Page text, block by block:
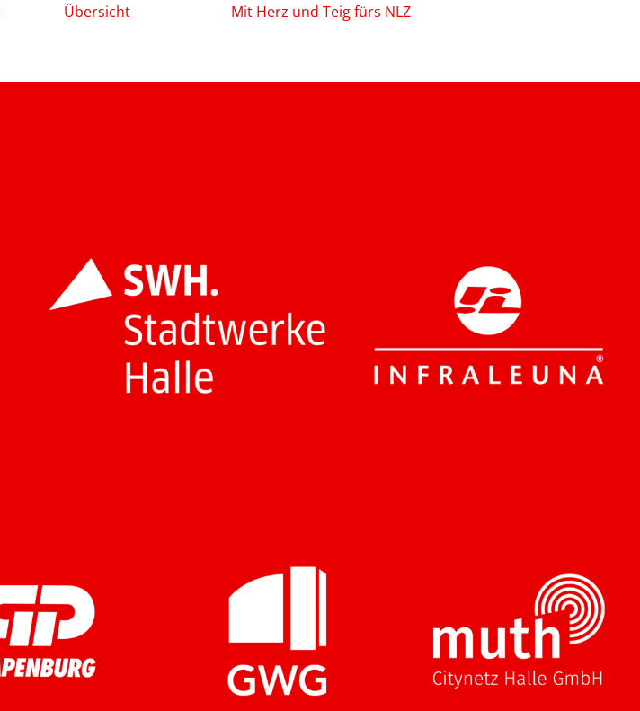
Übersicht Mit Herz und Teig fürs NLZ